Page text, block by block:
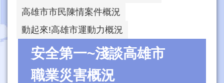
高雄市市民陳情案件概況
動起來!高雄市運動力概況
安全第一~淺談高雄市
職業災害概況